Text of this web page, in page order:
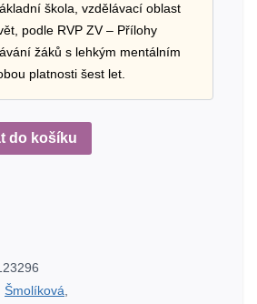
škola, vzdělávací oblast
podle RVP ZV – Přílohy
žáků s lehkým mentálním
platnosti šest let.
do košíku
Šmolíková